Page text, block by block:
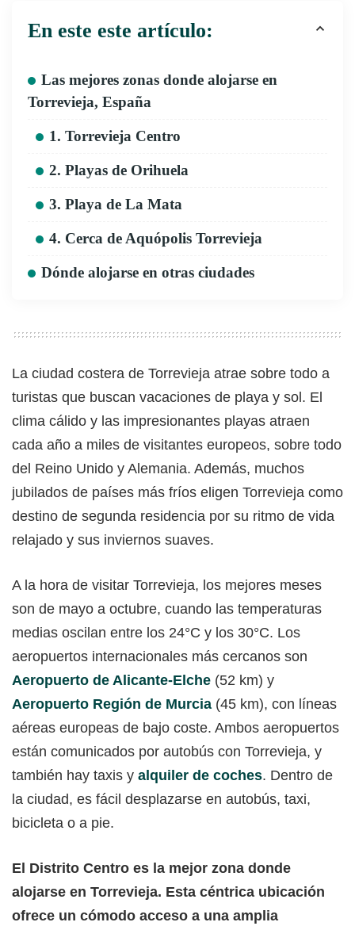
En este este artículo:
Las mejores zonas donde alojarse en
Torrevieja, España
1. Torrevieja Centro
2. Playas de Orihuela
3. Playa de La Mata
4. Cerca de Aquópolis Torrevieja
Dónde alojarse en otras ciudades
La ciudad costera de Torrevieja atrae sobre todo a
turistas que buscan vacaciones de playa y sol. El
clima cálido y las impresionantes playas atraen
cada año a miles de visitantes europeos, sobre todo
del Reino Unido y Alemania. Además, muchos
jubilados de países más fríos eligen Torrevieja como
destino de segunda residencia por su ritmo de vida
relajado y sus inviernos suaves.
A la hora de visitar Torrevieja, los mejores meses
son de mayo a octubre, cuando las temperaturas
medias oscilan entre los 24°C y los 30°C. Los
aeropuertos internacionales más cercanos son
Aeropuerto de Alicante-Elche (52 km) y
Aeropuerto Región de Murcia (45 km), con líneas
aéreas europeas de bajo coste. Ambos aeropuertos
están comunicados por autobús con Torrevieja, y
también hay taxis y alquiler de coches. Dentro de
la ciudad, es fácil desplazarse en autobús, taxi,
bicicleta o a pie.
El Distrito Centro es la mejor zona donde
alojarse en Torrevieja. Esta céntrica ubicación
ofrece un cómodo acceso a una amplia